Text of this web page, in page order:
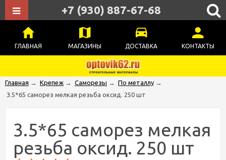
ГЛАВНАЯ МАГАЗИНЫ ДОСТАВКА КОНТАКТЫ
+7 (930) 887-67-68
Главная → Крепеж → Саморезы → По металлу →
3.5*65 саморез мелкая резьба оксид. 250 шт
3.5*65 саморез мелкая
резьба оксид. 250 шт